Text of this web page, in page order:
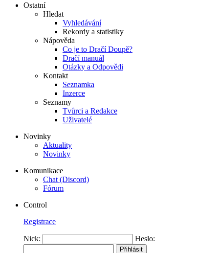
Ostatní
Hledat
Vyhledávání
Rekordy a statistiky
Nápověda
Co je to Dračí Doupě?
Dračí manuál
Otázky a Odpovědi
Kontakt
Seznamka
Inzerce
Seznamy
Tvůrci a Redakce
Uživatelé
Novinky
Aktuality
Novinky
Komunikace
Chat (Discord)
Fórum
Control
Registrace
Nick: Heslo: